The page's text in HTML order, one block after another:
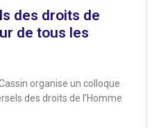
des droits de
de tous les
organise un colloque
des droits de l’Homme